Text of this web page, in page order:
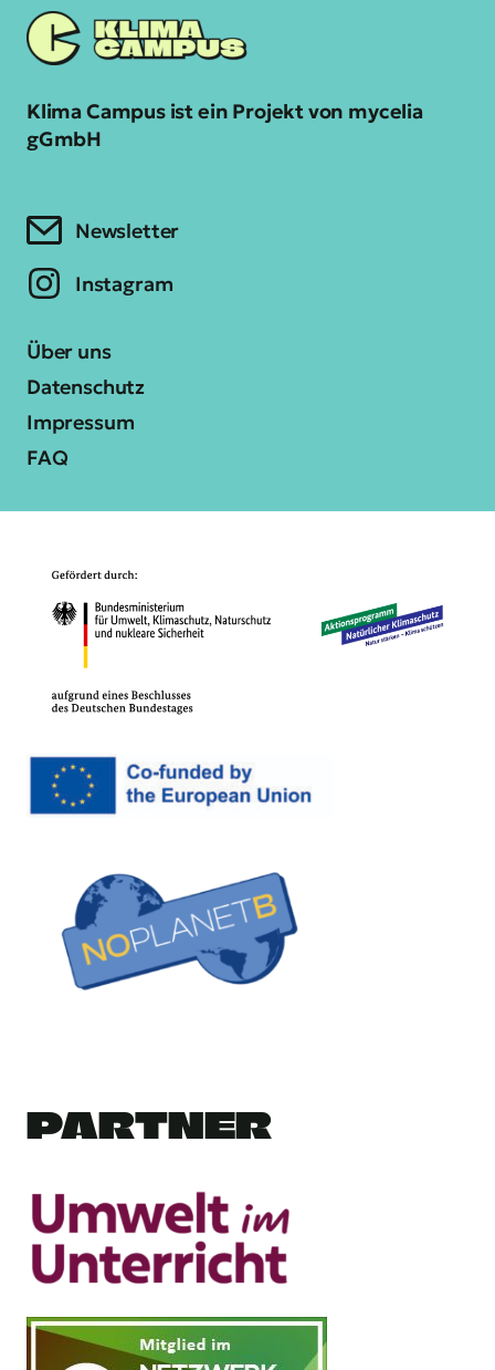
Klima Campus ist ein Projekt von mycelia
gGmbH
Newsletter
Instagram
Über uns
Datenschutz
Impressum
FAQ
PARTNER